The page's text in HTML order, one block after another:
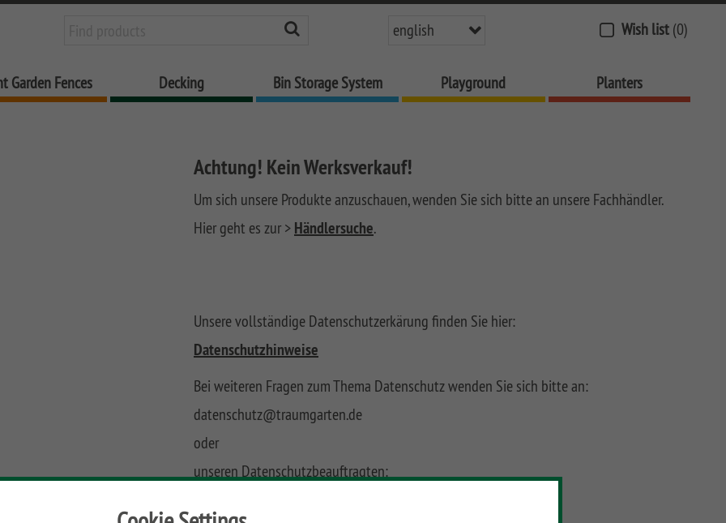
english Wish list (0)
Garden Fences Decking Bin Storage System Playground Planters
Achtung! Kein Werksverkauf!
Um sich unsere Produkte anzuschauen, wenden Sie sich bitte an unsere Fachhändler.
Hier geht es zur > Händlersuche.
Unsere vollständige Datenschutzerkärung finden Sie hier:
Datenschutzhinweise
Bei weiteren Fragen zum Thema Datenschutz wenden Sie sich bitte an:
datenschutz@traumgarten.de
oder
unseren Datenschutzbeauftragten: